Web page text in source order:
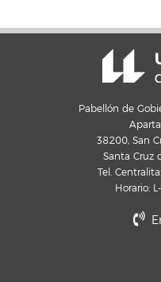
Pabellón de
38200, San
Santa Cruz
Tel.
Horario: